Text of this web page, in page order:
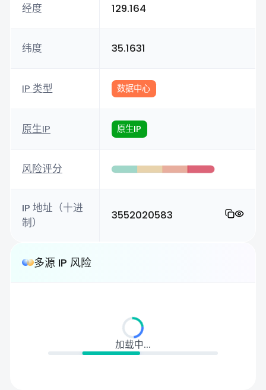
经度 129.164
纬度 35.1631
IP 类型 数据中心
原生IP 原生IP
风险评分
IP 地址（十进
制）
3552020583
多源 IP 风险
加载中...